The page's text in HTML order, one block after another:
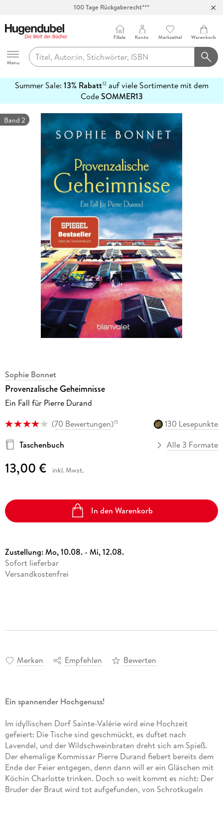
100 Tage Rückgaberecht***
Hugendubel
Menu
Filiale Konto Merkzettel Warenkorb
Summer Sale: 13% Rabatt12auf viele Sortimente mit dem
CodeSOMMER13
erfahren
Band 2
Sophie Bonnet
Provenzalische Geheimnisse
Ein Fall für Pierre Durand
(70 Bewertungen)15
130 Lesepunkte
Taschenbuch
Alle 3 Formate
13,00 € inkl. Mwst.
In den Warenkorb
Zustellung:Mo, 10.08. - Mi, 12.08.
Sofort lieferbar
Versandkostenfrei
Merken Empfehlen Bewerten
Ein spannender Hochgenuss!
Im idyllischen Dorf Sainte-Valérie wird eine Hochzeit
gefeiert: Die Tische sind geschmückt, es duftet nach
Lavendel, und der Wildschweinbraten dreht sich am Spieß.
Der ehemalige Kommissar Pierre Durand fiebert bereits dem
Ende der Feier entgegen, denn dann will er ein Gläschen mit
Köchin Charlotte trinken. Doch so weit kommt es nicht: Der
Bruder der Braut wird tot aufgefunden, von Schrotkugeln